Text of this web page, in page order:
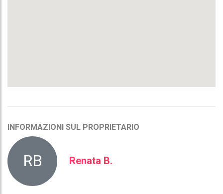
INFORMAZIONI SUL PROPRIETARIO
RB Renata B.